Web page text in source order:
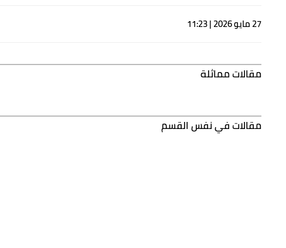
27 مايو 2026 | 11:23
مقالات مماثلة
مقالات في نفس القسم